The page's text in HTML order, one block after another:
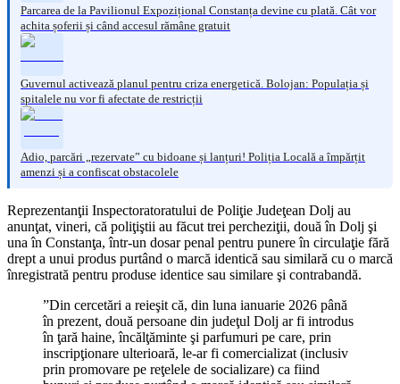
Parcarea de la Pavilionul Expozițional Constanța devine cu plată. Cât vor
achita șoferii și când accesul rămâne gratuit
Guvernul activează planul pentru criza energetică. Bolojan: Populația și
spitalele nu vor fi afectate de restricții
Adio, parcări „rezervate” cu bidoane și lanțuri! Poliția Locală a împărțit
amenzi și a confiscat obstacolele
Reprezentanţii Inspectoratoratului de Poliţie Judeţean Dolj au
anunţat, vineri, că poliţiştii au făcut trei percheziţii, două în Dolj şi
una în Constanţa, într-un dosar penal pentru punere în circulaţie fără
drept a unui produs purtând o marcă identică sau similară cu o marcă
înregistrată pentru produse identice sau similare şi contrabandă.
”Din cercetări a reieşit că, din luna ianuarie 2026 până
în prezent, două persoane din judeţul Dolj ar fi introdus
în ţară haine, încălţăminte şi parfumuri pe care, prin
inscripţionare ulterioară, le-ar fi comercializat (inclusiv
prin promovare pe reţelele de socializare) ca fiind